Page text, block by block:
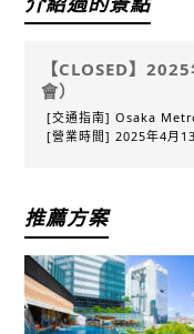
【CLOSED】
會）
[交通指南] Osaka
[營業時間] 2025年4月
推薦方案